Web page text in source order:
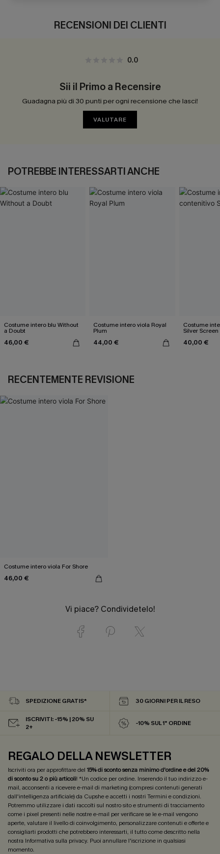
RECENSIONI DEI CLIENTI
0.0
Sii il Primo a Recensire
Guadagna più di 30 punti per ogni recensione che lasci!
VALUTARE
POTREBBE INTERESSARTI ANCHE
Costume intero blu Without
a Doubt
46,00 €
Costume intero viola Royal
Plum
44,00 €
Costume
Silver Screen
40,00 €
RECENTEMENTE REVISIONE
Costume intero viola For Shore
46,00 €
Vi piace? Condividetelo!
SPEDIZIONE GRATIS* 30 GIORNI PER IL RESO
ISCRIVITI: -15% | 20% SU
2+
-10% SUL 1° ORDINE
REGALO DELLA NEWSLETTER
Iscriviti ora per approfittare del 15% di sconto senza minimo d'ordine e del 20%
di sconto su 2 o più articoli! *Un codice per ordine. Inserendo il tuo indirizzo e-
mail, acconsenti a ricevere e-mail di marketing (compresi contenuti generati
dall'intelligenza artificiale) da Cupshe e accetti i nostri Termini e condizioni.
Potremmo utilizzare i dati raccolti sul nostro sito e strumenti di tracciamento
come i pixel presenti nelle nostre e-mail per verificare se le e-mail vengono
aperte, valutare il livello di coinvolgimento, personalizzare contenuti e offerte e
consigliarti prodotti che potrebbero interessarti, il tutto come descritto nella
nostra Informativa sulla privacy. Puoi annullare l'iscrizione in qualsiasi
momento.